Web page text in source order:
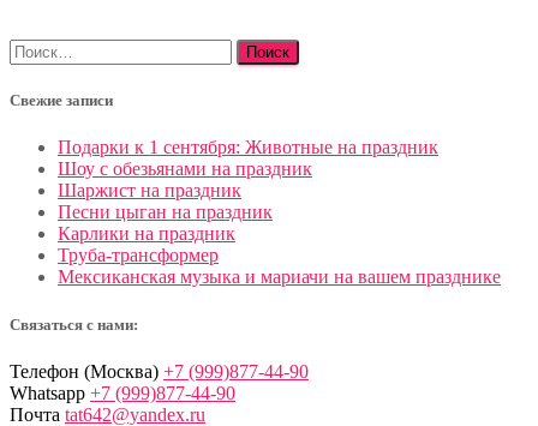
Найти:
Свежие записи
Подарки к 1 сентября: Животные на праздник
Шоу с обезьянами на праздник
Шаржист на праздник
Песни цыган на праздник
Карлики на праздник
Труба-трансформер
Мексиканская музыка и мариачи на вашем празднике
Связаться с нами:
Телефон (Москва) +7 (999)877-44-90
Whatsapp +7 (999)877-44-90
Почта tat642@yandex.ru